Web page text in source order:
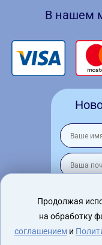
В нашем
Я
Продолжая
на обработку
соглашениеми